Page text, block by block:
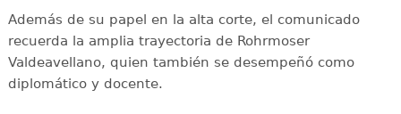
Además de su papel en la alta corte, el comunicado
recuerda la amplia trayectoria de Rohrmoser
Valdeavellano, quien también se desempeñó como
diplomático y docente.